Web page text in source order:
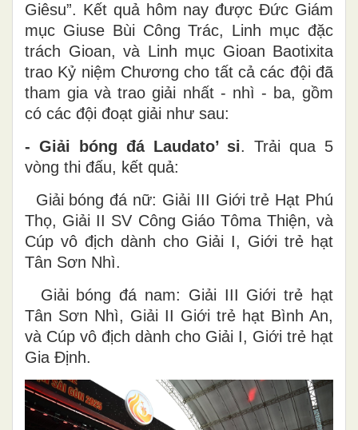
Giêsu”. Kết quả hôm nay được Đức Giám
mục Giuse Bùi Công Trác, Linh mục đặc
trách Gioan, và Linh mục Gioan Baotixita
trao Kỷ niệm Chương cho tất cả các đội đã
tham gia và trao giải nhất - nhì - ba, gồm
có các đội đoạt giải như sau:
- Giải bóng đá Laudato’ si. Trải qua 5
vòng thi đấu, kết quả:
Giải bóng đá nữ: Giải III Giới trẻ Hạt Phú
Thọ, Giải II SV Công Giáo Tôma Thiện, và
Cúp vô địch dành cho Giải I, Giới trẻ hạt
Tân Sơn Nhì.
Giải bóng đá nam: Giải III Giới trẻ hạt
Tân Sơn Nhì, Giải II Giới trẻ hạt Bình An,
và Cúp vô địch dành cho Giải I, Giới trẻ hạt
Gia Định.